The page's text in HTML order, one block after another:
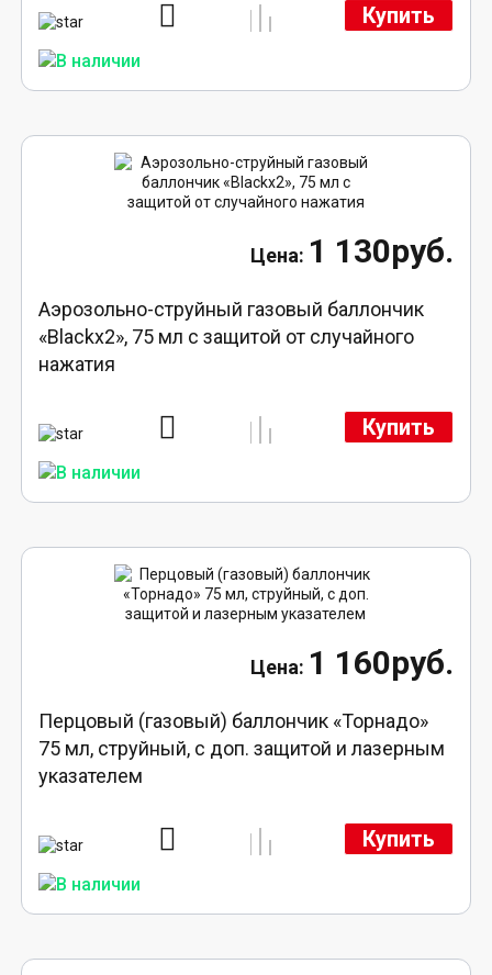
Купить
1 130руб.
Аэрозольно-струйный газовый баллончик
«Blackx2», 75 мл с защитой от случайного
нажатия
Купить
1 160руб.
Перцовый (газовый) баллончик «Торнадо»
75 мл, струйный, с доп. защитой и лазерным
указателем
Купить